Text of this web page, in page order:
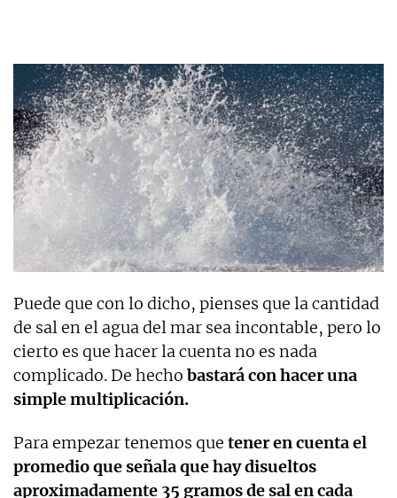
Puede que con lo dicho, pienses que la cantidad
de sal en el agua del mar sea incontable, pero lo
cierto es que hacer la cuenta no es nada
complicado. De hecho bastará con hacer una
simple multiplicación.
Para empezar tenemos que tener en cuenta el
promedio que señala que hay disueltos
aproximadamente 35 gramos de sal en cada